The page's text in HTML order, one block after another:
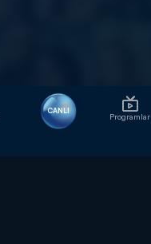
CANLI
Programlar